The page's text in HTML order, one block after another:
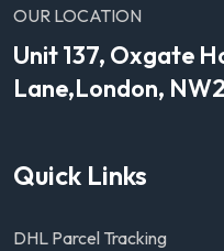
OUR LOCATION
Unit 137, Oxgate
Lane,London,
Quick Links
DHL Parcel Tracking